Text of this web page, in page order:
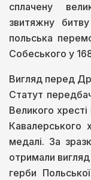
сплачену
звитяжну
польська
Собеського у
Вигляд перед
Статут
Великого
Кавалерського
медалі. За
отримали
герби